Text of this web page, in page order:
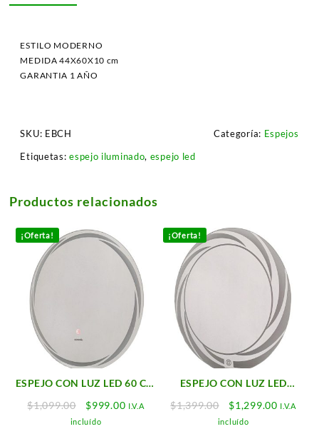
luz
ESTILO MODERNO
MEDIDA 44X60X10 cm
GARANTIA 1 AÑO
SKU: EBCH Categoría: Espejos
Etiquetas:espejo iluminado, espejo led
Productos relacionados
¡Oferta!
ESPEJO CON LUZ LED 60 CM
$1,099.00
Original
price
$999.00Current
I.V.A
incluído
¡Oferta!
ESPEJO CON LUZ LED
$1,399.00
Original
price
$1,299.00Current
I.V.A
incluído